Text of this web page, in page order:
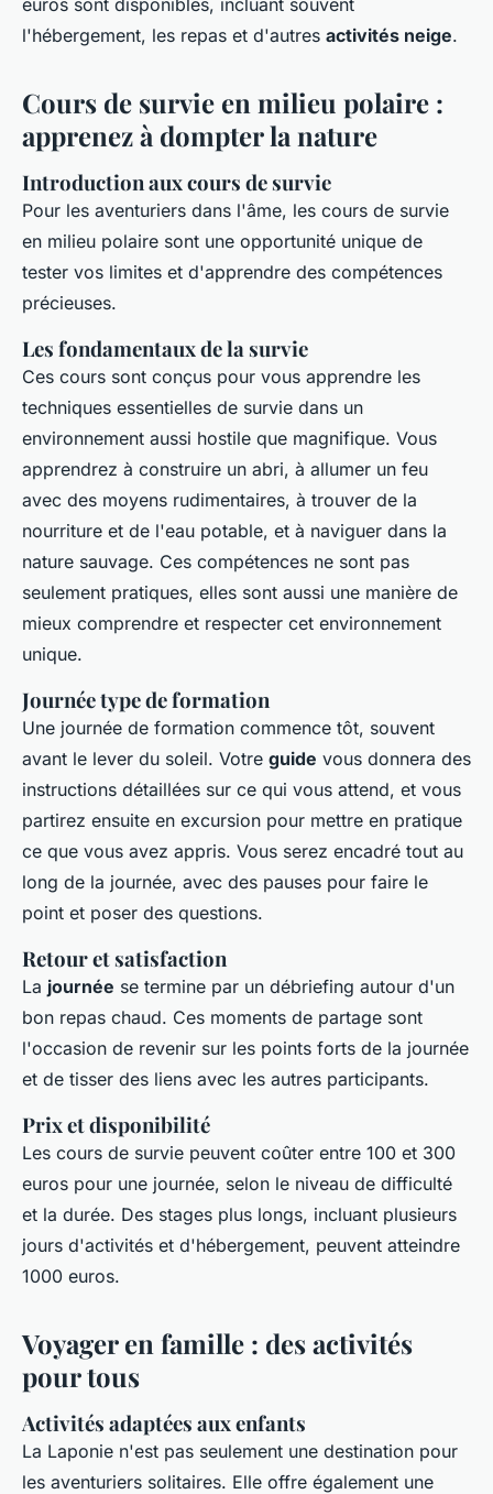
l'hébergement, les repas et d'autres activités neige.
Cours de survie en milieu polaire :
apprenez à dompter la nature
Introduction aux cours de survie
Pour les aventuriers dans l'âme, les cours de survie
en milieu polaire sont une opportunité unique de
tester vos limites et d'apprendre des compétences
précieuses.
Les fondamentaux de la survie
Ces cours sont conçus pour vous apprendre les
techniques essentielles de survie dans un
environnement aussi hostile que magnifique. Vous
apprendrez à construire un abri, à allumer un feu
avec des moyens rudimentaires, à trouver de la
nourriture et de l'eau potable, et à naviguer dans la
nature sauvage. Ces compétences ne sont pas
seulement pratiques, elles sont aussi une manière de
mieux comprendre et respecter cet environnement
unique.
Journée type de formation
Une journée de formation commence tôt, souvent
avant le lever du soleil. Votre guide vous donnera des
instructions détaillées sur ce qui vous attend, et vous
partirez ensuite en excursion pour mettre en pratique
ce que vous avez appris. Vous serez encadré tout au
long de la journée, avec des pauses pour faire le
point et poser des questions.
Retour et satisfaction
La journée se termine par un débriefing autour d'un
bon repas chaud. Ces moments de partage sont
l'occasion de revenir sur les points forts de la journée
et de tisser des liens avec les autres participants.
Prix et disponibilité
Les cours de survie peuvent coûter entre 100 et 300
euros pour une journée, selon le niveau de difficulté
et la durée. Des stages plus longs, incluant plusieurs
jours d'activités et d'hébergement, peuvent atteindre
1000 euros.
Voyager en famille : des activités
pour tous
Activités adaptées aux enfants
La Laponie n'est pas seulement une destination pour
les aventuriers solitaires. Elle offre également une